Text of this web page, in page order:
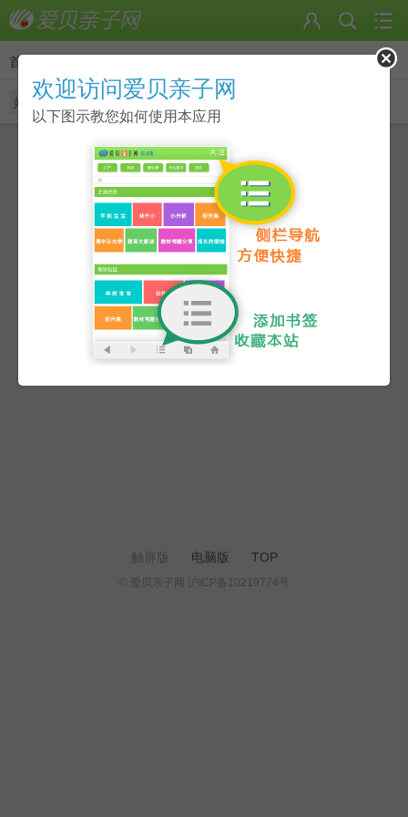
首页
好友的相册 我的相册 随便看看
触屏版 电脑版 TOP
© 爱贝亲子网 沪ICP备10219774号
欢迎访问爱贝亲子网
以下图示教您如何使用本应用